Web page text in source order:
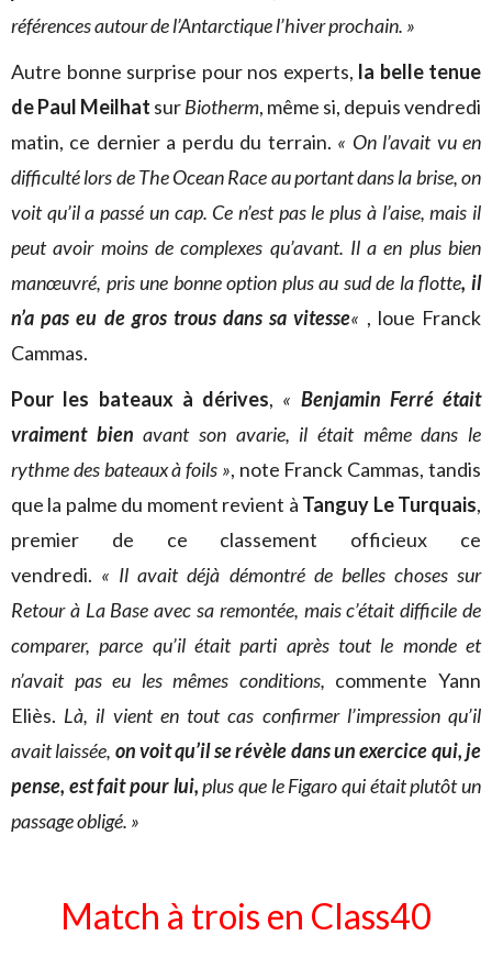
références autour de l’Antarctique l’hiver prochain. »
Autre bonne surprise pour nos experts, la belle tenue
de Paul Meilhat surBiotherm, même si, depuis vendredi
matin, ce dernier a perdu du terrain. « On l’avait vu en
difficulté lors de The Ocean Race au portant dans la brise, on
voit qu’il a passé un cap. Ce n’est pas le plus à l’aise, mais il
peut avoir moins de complexes qu’avant. Il a en plus bien
manœuvré, pris une bonne option plus au sud de la flotte, il
n’a pas eu de gros trous dans sa vitesse« , loue Franck
Cammas.
Pour les bateaux à dérives, « Benjamin Ferré était
vraiment bien avant son avarie, il était même dans le
rythme des bateaux à foils », note Franck Cammas, tandis
que la palme du moment revient à Tanguy Le Turquais,
premier de ce classement officieux ce
vendredi. « Il avait déjà démontré de belles choses sur
Retour à La Base avec sa remontée, mais c’était difficile de
comparer, parce qu’il était parti après tout le monde et
n’avait pas eu les mêmes conditions, commente Yann
Eliès. Là, il vient en tout cas confirmer l’impression qu’il
avait laissée, on voit qu’il se révèle dans un exercice qui, je
pense, est fait pour lui,plus que le Figaro qui était plutôt un
passage obligé. »
Match à trois en Class40